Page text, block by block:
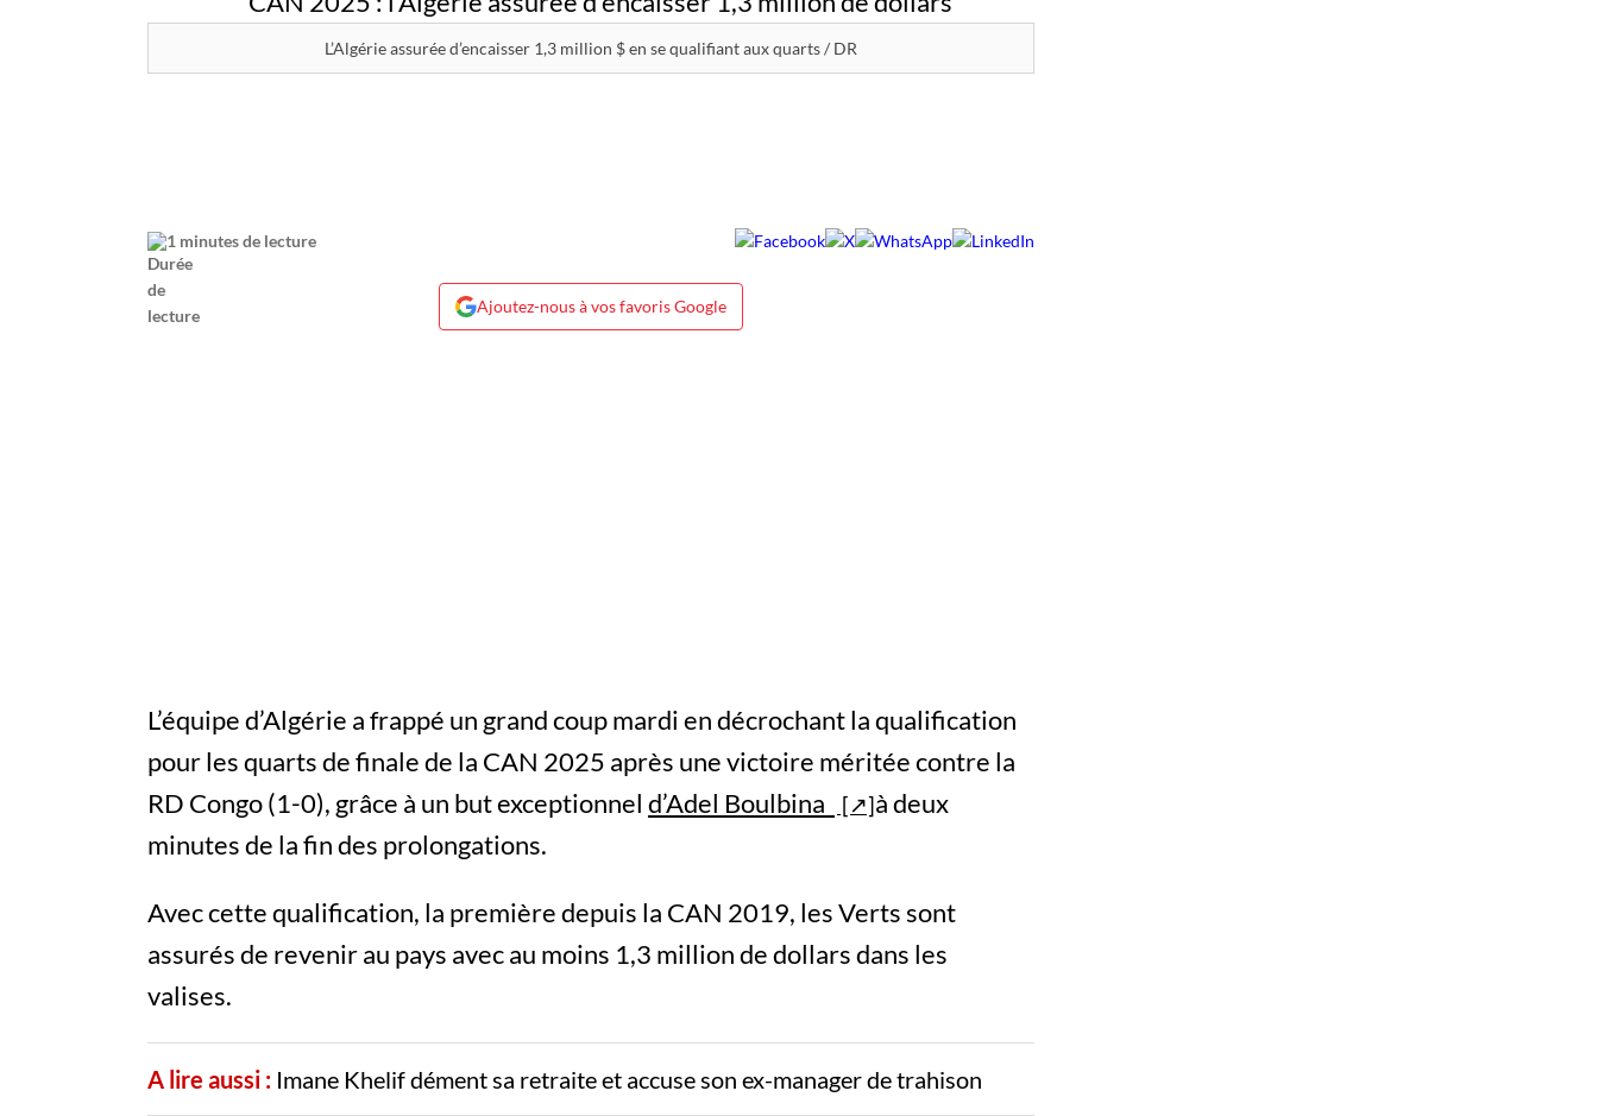
L’Algérie assurée d’encaisser 1,3 million $ en se qualifiant aux quarts / DR
1 minutes de lecture
Ajoutez-nous à vos favoris Google
L’équipe d’Algérie a frappé un grand coup mardi en décrochant la qualification
pour les quarts de finale de la CAN 2025 après une victoire méritée contre la
RD Congo (1-0), grâce à un but exceptionnel d’Adel Boulbina
à deux
minutes de la fin des prolongations.
Avec cette qualification, la première depuis la CAN 2019, les Verts sont
assurés de revenir au pays avec au moins 1,3 million de dollars dans les
valises.
A lire aussi : Imane Khelif dément sa retraite et accuse son ex-manager de trahison